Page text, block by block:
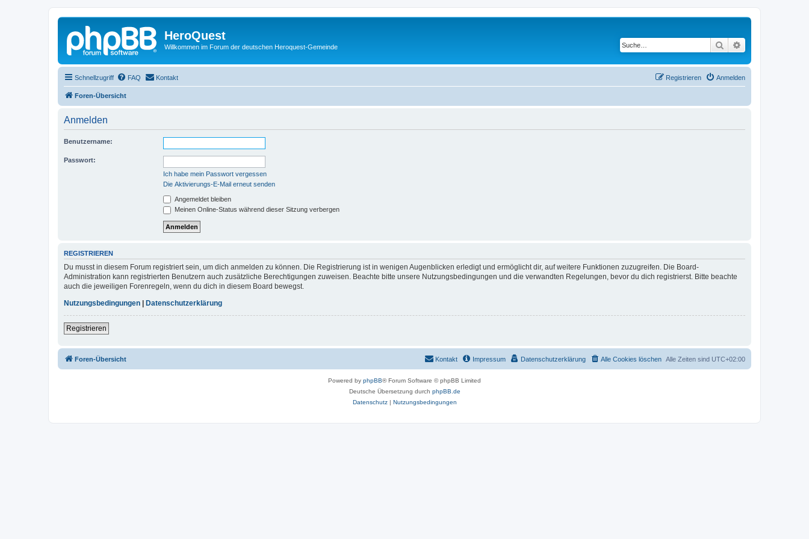
HeroQuest
Willkommen im Forum der deutschen Heroquest-Gemeinde Suche
Schnellzugriff FAQ Kontakt Anmelden
Registrieren
Foren-Übersicht
Anmelden
Benutzername:
Passwort:
Ich habe mein Passwort vergessen
Die Aktivierungs-E-Mail erneut senden
Angemeldet bleiben
Meinen Online-Status während dieser Sitzung verbergen
REGISTRIEREN
Du musst in diesem Forum registriert sein, um dich anmelden zu können. Die Registrierung ist in wenigen Augenblicken erledigt und ermöglicht dir, auf weitere Funktionen zuzugreifen. Die Board-
Administration kann registrierten Benutzern auch zusätzliche Berechtigungen zuweisen. Beachte bitte unsere Nutzungsbedingungen und die verwandten Regelungen, bevor du dich registrierst. Bitte beachte
auch die jeweiligen Forenregeln, wenn du dich in diesem Board bewegst.
Nutzungsbedingungen
Datenschutzerklärung
Registrieren
Foren-Übersicht Alle Zeiten sind UTC+02:00
Alle Cookies löschen
Datenschutzerklärung
Impressum
Kontakt
Powered by phpBB® Forum Software © phpBB Limited
Deutsche Übersetzung durch phpBB.de
Datenschutz| Nutzungsbedingungen